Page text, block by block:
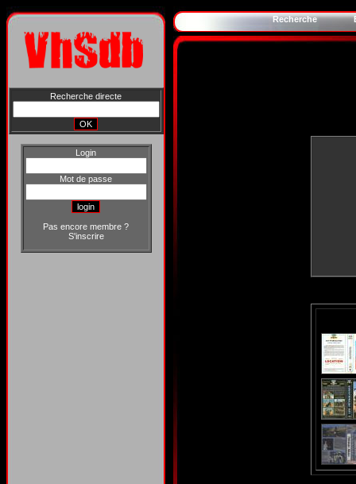
Recherche directe
Login
Mot de passe
Pas encore membre ?
S'inscrire
Recherche